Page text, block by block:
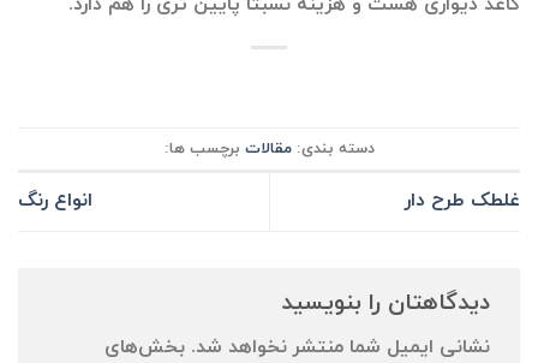
دسته بندی:مقالات برچسب ها:
غلطک طرح دار انواع رنگ
دیدگاهتان را بنویسید
نشانی ایمیل شما منتشر نخواهد شد. بخش‌های